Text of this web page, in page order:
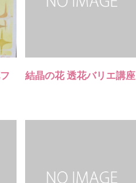
結晶の花 透花バリエ講座